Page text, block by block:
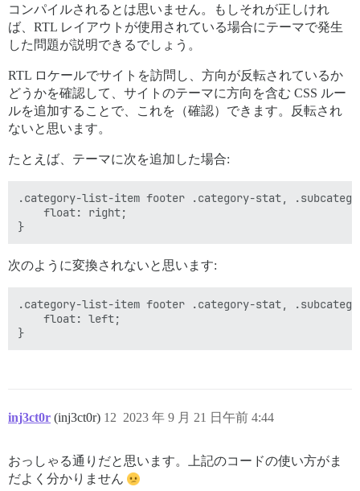
コンパイルされるとは思いません。もしそれが正しけれ
ば、RTL レイアウトが使用されている場合にテーマで発生
した問題が説明できるでしょう。
RTL ロケールでサイトを訪問し、方向が反転されているか
どうかを確認して、サイトのテーマに方向を含む CSS ルー
ルを追加することで、これを（確認）できます。反転され
ないと思います。
たとえば、テーマに次を追加した場合:
.category-list-item footer .category-stat,
    float: right;
次のように変換されないと思います:
.category-list-item footer .category-stat,
    float: left;
inj3ct0r (inj3ct0r) 2023 年 9 月 21 日午前 4:44
12
おっしゃる通りだと思います。上記のコードの使い方がま
だよく分かりません